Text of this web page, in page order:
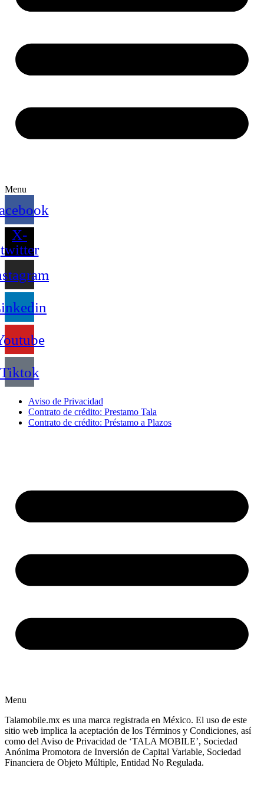
Menu
X-
twitter
Tiktok
Aviso de Privacidad
Contrato de crédito: Prestamo Tala
Contrato de crédito: Préstamo a Plazos
Menu
Talamobile.mx es una marca registrada en México. El uso de este
sitio web implica la aceptación de los Términos y Condiciones, así
como del Aviso de Privacidad de ‘TALA MOBILE’, Sociedad
Anónima Promotora de Inversión de Capital Variable, Sociedad
Financiera de Objeto Múltiple, Entidad No Regulada.